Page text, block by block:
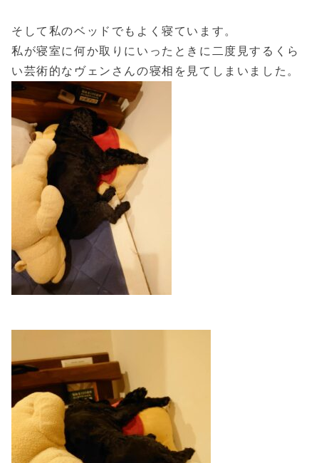
そして私のベッドでもよく寝ています。
私が寝室に何か取りにいったときに二度見するくら
い芸術的なヴェンさんの寝相を見てしまいました。